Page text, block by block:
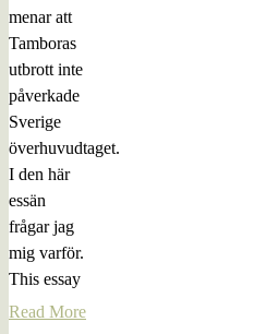
menar att
Tamboras
utbrott inte
påverkade
Sverige
överhuvudtaget.
I den här
essän
frågar jag
mig varför.
This essay
Read More